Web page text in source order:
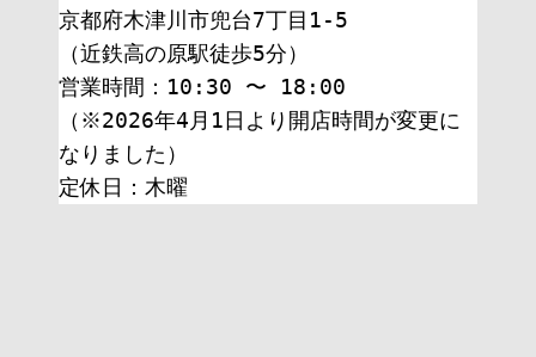
京都府木津川市兜台7丁目1-5
（近鉄高の原駅徒歩5分）
営業時間：10:30 〜 18:00
（※2026年4月1日より開店時間が変更に
なりました）
定休日：木曜